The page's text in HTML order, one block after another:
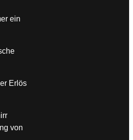
ein
Erlös
von